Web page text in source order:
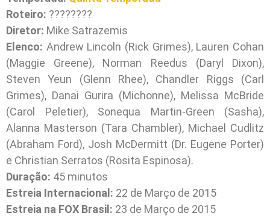
Roteiro: ????????
Diretor: Mike Satrazemis
Elenco: Andrew Lincoln (Rick Grimes), Lauren Cohan
(Maggie Greene), Norman Reedus (Daryl Dixon),
Steven Yeun (Glenn Rhee), Chandler Riggs (Carl
Grimes), Danai Gurira (Michonne), Melissa McBride
(Carol Peletier), Sonequa Martin-Green (Sasha),
Alanna Masterson (Tara Chambler), Michael Cudlitz
(Abraham Ford), Josh McDermitt (Dr. Eugene Porter)
e Christian Serratos (Rosita Espinosa).
Duração: 45 minutos
Estreia Internacional: 22 de Março de 2015
Estreia na FOX Brasil: 23 de Março de 2015